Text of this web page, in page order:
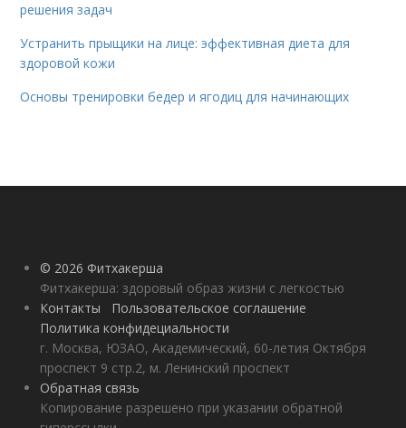
решения задач
Устранить прыщики на лице: эффективная диета для
здоровой кожи
Основы тренировки бедер и ягодиц для начинающих
© 2026 Фитхакерша
Фитхакерша: здоровый образ жизни с легкостью
Контакты
Пользовательское соглашение
Политика конфидециальности
г. Москва, ЮЗАО, Академический, 60-летия Октября
проспект 9 стр.2, м. Ленинский проспект
Обратная связь
Копирование разрешено при указании обратной